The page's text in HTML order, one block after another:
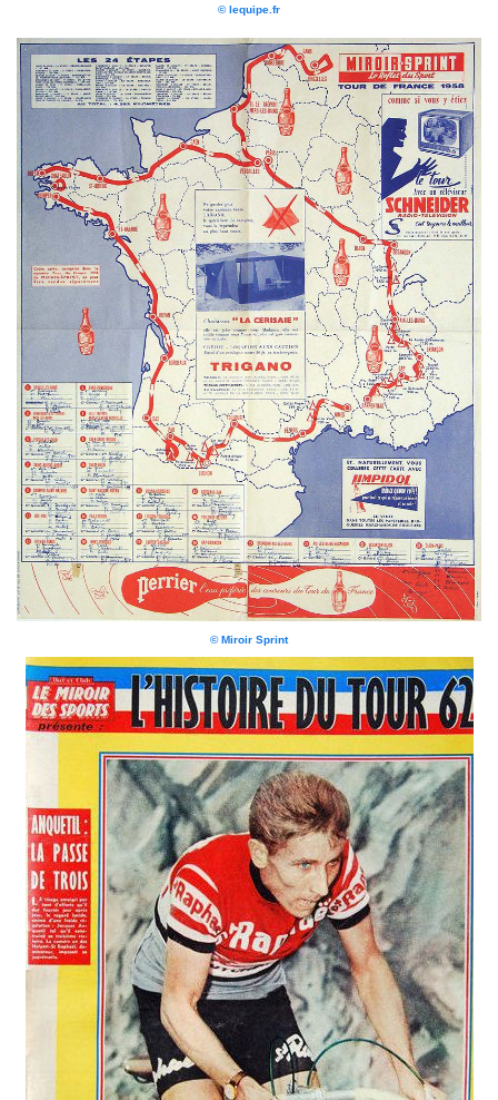
© lequipe.fr
© Miroir Sprint